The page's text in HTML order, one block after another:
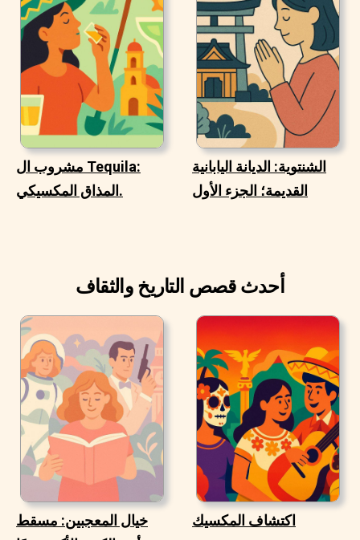
مشروب ال Tequila:
المذاق المكسيكي.
الشنتوية: الديانة اليابانية
القديمة؛ الجزء الأول
أحدث قصص التاريخ والثقاف
خيال المعجبين: مسقط
اكتشاف المكسيك